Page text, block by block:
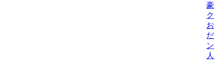
豪
ク
お
だ
ン
人